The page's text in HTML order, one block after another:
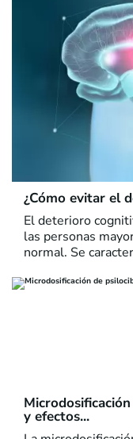
¿Cómo evitar el
El deterioro
las personas
normal. Se
y efectos...